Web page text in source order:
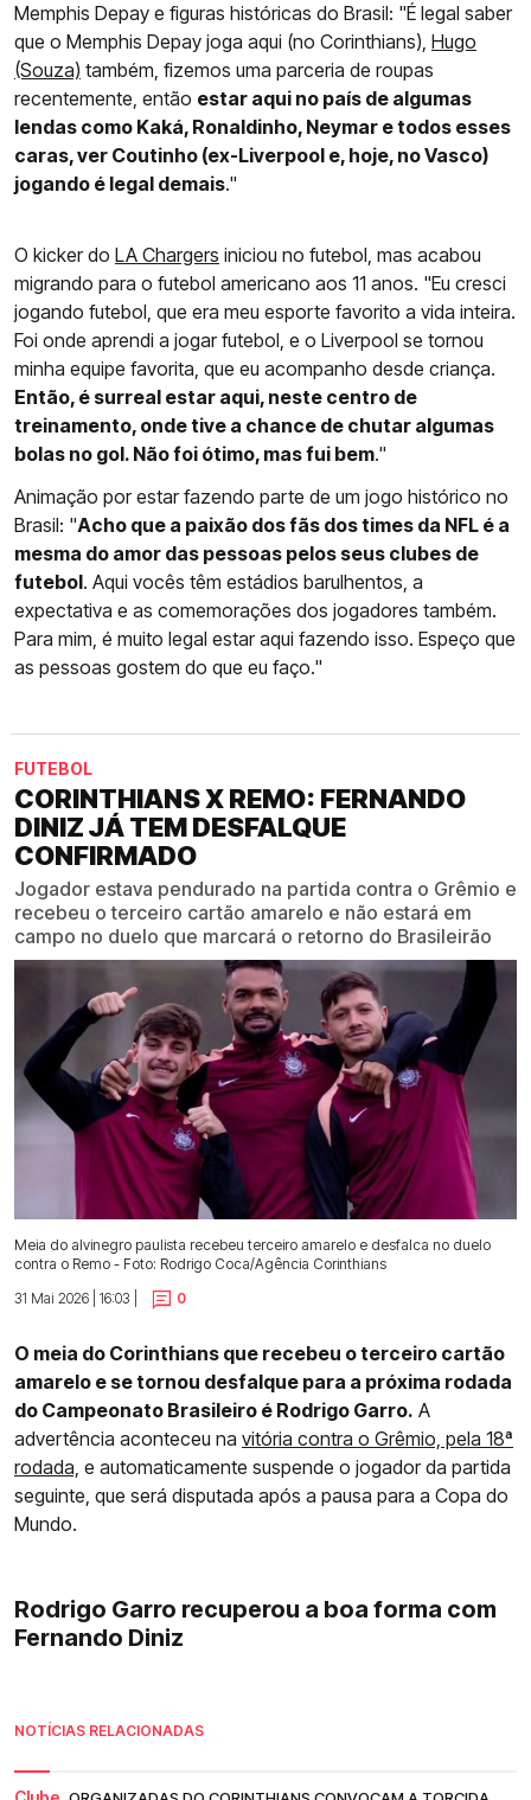
Memphis Depay e figuras históricas do Brasil: "É legal saber
que o Memphis Depay joga aqui (no Corinthians), Hugo
(Souza) também, fizemos uma parceria de roupas
recentemente, então estar aqui no país de algumas
lendas como Kaká, Ronaldinho, Neymar e todos esses
caras, ver Coutinho (ex-Liverpool e, hoje, no Vasco)
jogando é legal demais."
O kicker do LA Chargers iniciou no futebol, mas acabou
migrando para o futebol americano aos 11 anos. "Eu cresci
jogando futebol, que era meu esporte favorito a vida inteira.
Foi onde aprendi a jogar futebol, e o Liverpool se tornou
minha equipe favorita, que eu acompanho desde criança.
Então, é surreal estar aqui, neste centro de
treinamento, onde tive a chance de chutar algumas
bolas no gol. Não foi ótimo, mas fui bem."
Animação por estar fazendo parte de um jogo histórico no
Brasil: "Acho que a paixão dos fãs dos times da NFL é a
mesma do amor das pessoas pelos seus clubes de
futebol. Aqui vocês têm estádios barulhentos, a
expectativa e as comemorações dos jogadores também.
Para mim, é muito legal estar aqui fazendo isso. Espeço que
as pessoas gostem do que eu faço."
FUTEBOL
CORINTHIANS X REMO: FERNANDO
DINIZ JÁ TEM DESFALQUE
CONFIRMADO
Jogador estava pendurado na partida contra o Grêmio e
recebeu o terceiro cartão amarelo e não estará em
campo no duelo que marcará o retorno do Brasileirão
Meia do alvinegro paulista recebeu terceiro amarelo e desfalca no duelo
contra o Remo - Foto: Rodrigo Coca/Agência Corinthians
31 Mai 2026 | 16:03 |
0
O meia do Corinthians que recebeu o terceiro cartão
amarelo e se tornou desfalque para a próxima rodada
do Campeonato Brasileiro é Rodrigo Garro. A
advertência aconteceu na vitória contra o Grêmio, pela 18ª
rodada, e automaticamente suspende o jogador da partida
seguinte, que será disputada após a pausa para a Copa do
Mundo.
Rodrigo Garro recuperou a boa forma com
Fernando Diniz
NOTÍCIAS RELACIONADAS